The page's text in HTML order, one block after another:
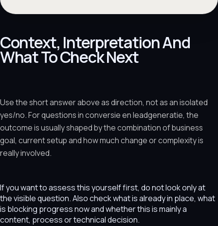
Context, Interpretation And
What To Check Next
Use the short answer above as direction, not as an isolated
yes/no. For questions in conversie en leadgeneratie, the
outcome is usually shaped by the combination of business
goal, current setup and how much change or complexity is
really involved.
If you want to assess this yourself first, do not look only at
the visible question. Also check what is already in place, what
is blocking progress now and whether this is mainly a
content, process or technical decision.